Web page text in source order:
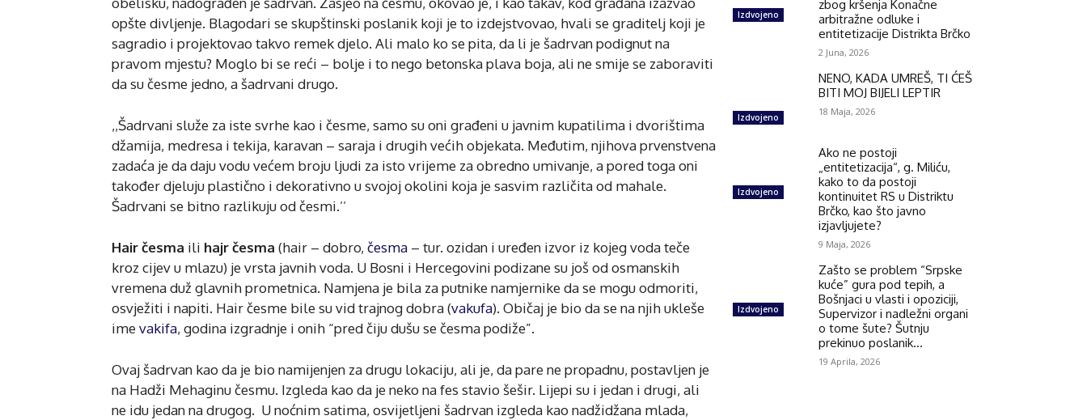
opšte divljenje. Blagodari se skupštinski poslanik koji je to izdejstvovao, hvali se graditelj koji je
sagradio i projektovao takvo remek djelo. Ali malo ko se pita, da li je šadrvan podignut na
pravom mjestu? Moglo bi se reći – bolje i to nego betonska plava boja, ali ne smije se zaboraviti
da su česme jedno, a šadrvani drugo.
,,Šadrvani služe za iste svrhe kao i česme, samo su oni građeni u javnim kupatilima i dvorištima
džamija, medresa i tekija, karavan – saraja i drugih većih objekata. Međutim, njihova prvenstvena
zadaća je da daju vodu većem broju ljudi za isto vrijeme za obredno umivanje, a pored toga oni
također djeluju plastično i dekorativno u svojoj okolini koja je sasvim različita od mahale.
Šadrvani se bitno razlikuju od česmi.’’
Hair česma ili hajr česma (hair – dobro, česma – tur. ozidan i uređen izvor iz kojeg voda teče
kroz cijev u mlazu) je vrsta javnih voda. U Bosni i Hercegovini podizane su još od osmanskih
vremena duž glavnih prometnica. Namjena je bila za putnike namjernike da se mogu odmoriti,
osvježiti i napiti. Hair česme bile su vid trajnog dobra (vakufa). Običaj je bio da se na njih ukleše
imevakifa, godina izgradnje i onih “pred čiju dušu se česma podiže”.
Ovaj šadrvan kao da je bio namijenjen za drugu lokaciju, ali je, da pare ne propadnu, postavljen je
na Hadži Mehaginu česmu. Izgleda kao da je neko na fes stavio šešir. Lijepi su i jedan i drugi, ali
ne idu jedan na drugog. U noćnim satima, osvijetljeni šadrvan izgleda kao nadžidžana mlada,
Izdvojeno
zbog kršenja Konačne
arbitražne odluke i
entitetizacije Distrikta Brčko
2 Juna, 2026
Izdvojeno
NENO, KADA UMREŠ, TI ĆEŠ
BITI MOJ BIJELI LEPTIR
18 Maja, 2026
Izdvojeno
Ako ne postoji
„entitetizacija“, g. Miliću,
kako to da postoji
kontinuitet RS u Distriktu
Brčko, kao što javno
izjavljujete?
9 Maja, 2026
Izdvojeno
Zašto se problem “Srpske
kuće” gura pod tepih, a
Bošnjaci u vlasti i opoziciji,
Supervizor i nadležni organi
o tome šute? Šutnju
prekinuo poslanik...
19 Aprila, 2026